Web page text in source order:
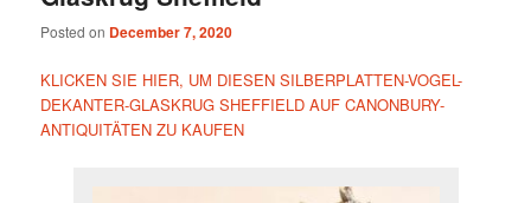
Posted on December 7, 2020
KLICKEN SIE HIER, UM DIESEN SILBERPLATTEN-VOGEL-
DEKANTER-GLASKRUG SHEFFIELD AUF CANONBURY-
ANTIQUITÄTEN ZU KAUFEN